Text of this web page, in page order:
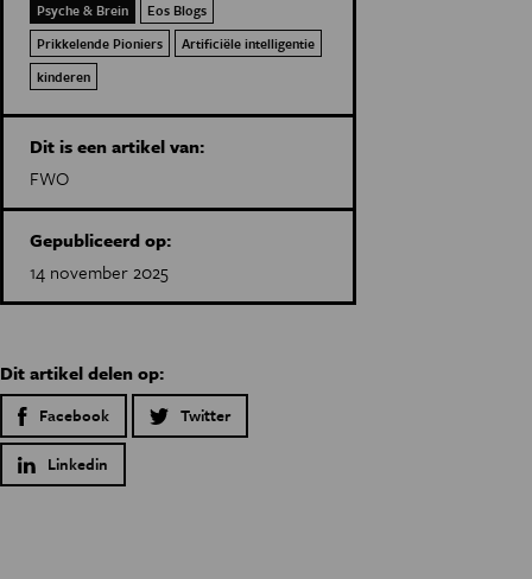
Psyche & Brein
Eos Blogs
Prikkelende Pioniers
Artificiële intelligentie
kinderen
Dit is een artikel van:
FWO
Gepubliceerd op:
14 november 2025
Dit artikel delen op:
Facebook Twitter
Linkedin